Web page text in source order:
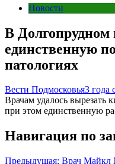
Новости
В Долгопрудном
единственную
патологиях
Вести Подмосковья3 года
Врачам удалось вырезать
при этом единственную
Навигация по
Предыдущая: Врач Майкл